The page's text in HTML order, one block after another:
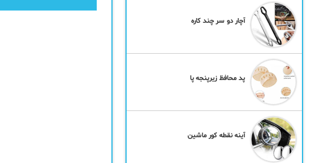
آچار دو سر چند کاره
پد محافظ زیرپنجه پا
آینه نقطه کور ماشین